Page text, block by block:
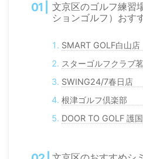
文京区のゴルフ練習
ションゴルフ）おす
SMART GOLF白山店
スターゴルフクラブ
SWING24/7春日店
根津ゴルフ倶楽部
DOOR TO GOLF 護